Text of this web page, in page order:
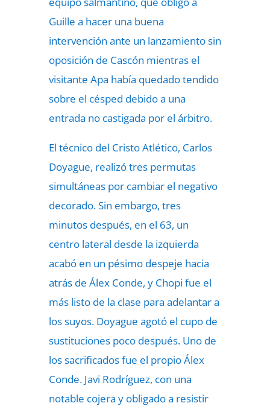
Guille a hacer una buena
intervención ante un lanzamiento sin
oposición de Cascón mientras el
visitante Apa había quedado tendido
sobre el césped debido a una
entrada no castigada por el árbitro.
El técnico del Cristo Atlético, Carlos
Doyague, realizó tres permutas
simultáneas por cambiar el negativo
decorado. Sin embargo, tres
minutos después, en el 63, un
centro lateral desde la izquierda
acabó en un pésimo despeje hacia
atrás de Álex Conde, y Chopi fue el
más listo de la clase para adelantar a
los suyos. Doyague agotó el cupo de
sustituciones poco después. Uno de
los sacrificados fue el propio Álex
Conde. Javi Rodríguez, con una
notable cojera y obligado a resistir